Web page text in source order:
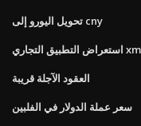
تحويل اليورو إلى cny
استعراض التطبيق التجاري xm
العقود الآجلة قريبة
سعر عملة الدولار في الفلبين